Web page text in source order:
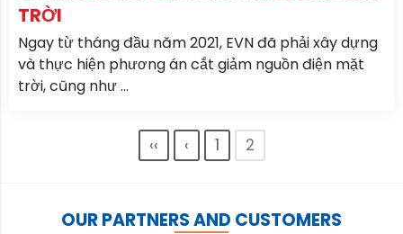
TRỜI
Ngay từ tháng đầu năm 2021, EVN đã phải xây dựng
và thực hiện phương án cắt giảm nguồn điện mặt
trời, cũng như ...
‹‹ ‹ 1 2
OUR PARTNERS AND CUSTOMERS